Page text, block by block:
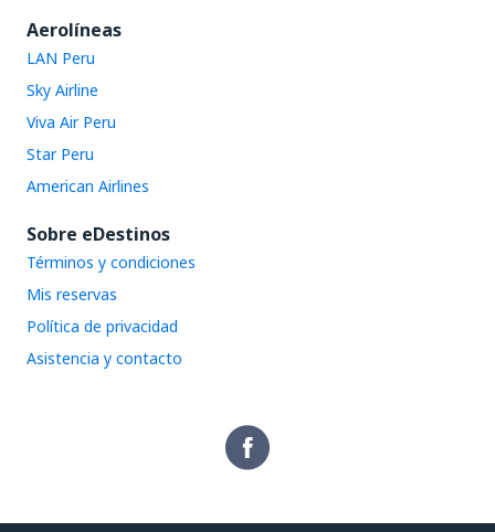
Aerolíneas
LAN Peru
Sky Airline
Viva Air Peru
Star Peru
American Airlines
Sobre eDestinos
Términos y condiciones
Mis reservas
Política de privacidad
Asistencia y contacto